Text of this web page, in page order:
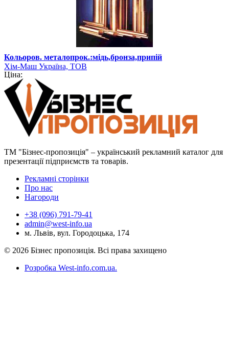
Кольоров. металопрок.:мідь,бронза,припій
Хім-Маш Україна, ТОВ
Ціна:
ТМ "Бізнес-пропозиція" – український рекламний каталог для
презентації підприємств та товарів.
Рекламні сторінки
Про нас
Нагороди
+38 (096) 791-79-41
admin@west-info.ua
м. Львів, вул. Городоцька, 174
© 2026 Бізнес пропозиція. Всі права захищено
Розробка West-info.com.ua.